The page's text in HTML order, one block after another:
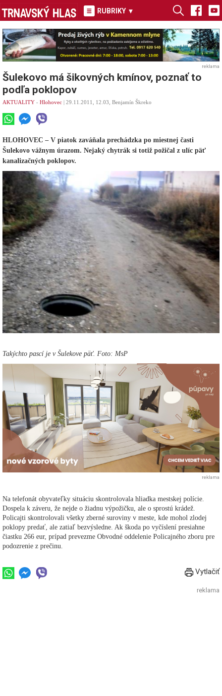
RUBRIKY ▾
reklama
Šulekovo má šikovných kmínov, poznať to
podľa poklopov
AKTUALITY - Hlohovec | 29.11.2011, 12.03, Benjamín Škreko
HLOHOVEC – V piatok zaváňala prechádzka po miestnej časti
Šulekovo vážnym úrazom. Nejaký chytrák si totiž požičal z ulíc päť
kanalizačných poklopov.
Takýchto pascí je v Šulekove päť. Foto: MsP
reklama
Na telefonát obyvateľky situáciu skontrolovala hliadka mestskej polície.
Dospela k záveru, že nejde o žiadnu výpožičku, ale o sprostú krádež.
Policajti skontrolovali všetky zberné suroviny v meste, kde mohol zlodej
poklopy predať, ale zatiaľ bezvýsledne. Ak škoda po vyčíslení presiahne
čiastku 266 eur, prípad prevezme Obvodné oddelenie Policajného zboru pre
podozrenie z prečinu.
Vytlačiť
reklama